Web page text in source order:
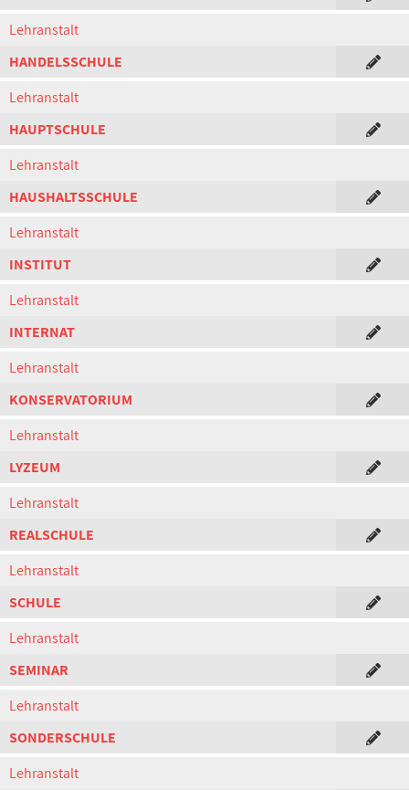
Lehranstalt
HANDELSSCHULE
Lehranstalt
HAUPTSCHULE
Lehranstalt
HAUSHALTSSCHULE
Lehranstalt
INSTITUT
Lehranstalt
INTERNAT
Lehranstalt
KONSERVATORIUM
Lehranstalt
LYZEUM
Lehranstalt
REALSCHULE
Lehranstalt
SCHULE
Lehranstalt
SEMINAR
Lehranstalt
SONDERSCHULE
Lehranstalt